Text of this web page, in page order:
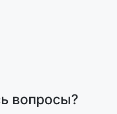
вопросы?